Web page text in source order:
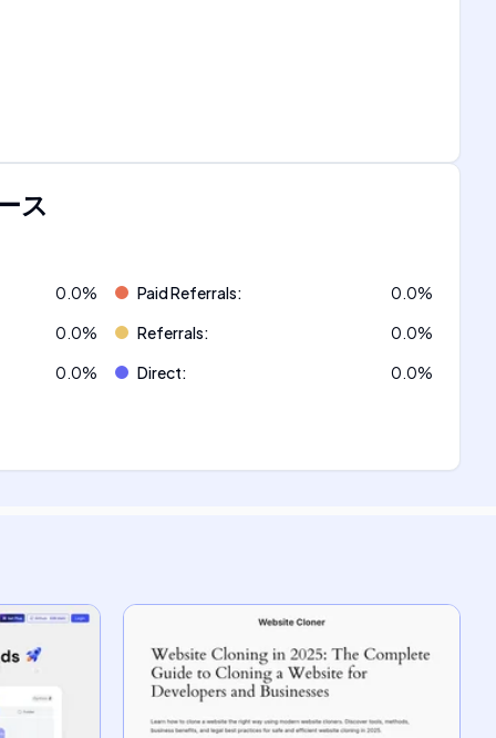
ス
0.0% Paid Referrals: 0.0%
0.0% Referrals: 0.0%
0.0% Direct: 0.0%